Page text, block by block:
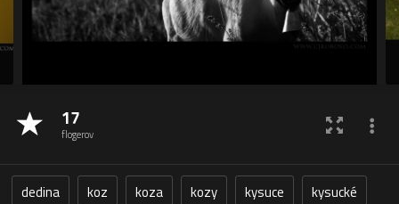
17
flogerov
dedina koz koza kozy kysuce
kysucké